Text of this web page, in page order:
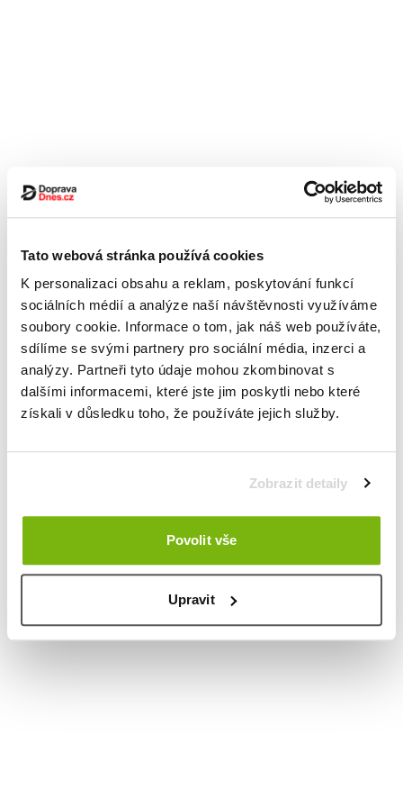
Tato webová stránka používá cookies
K personalizaci obsahu a reklam, poskytování funkcí
sociálních médií a analýze naší návštěvnosti využíváme
soubory cookie. Informace o tom, jak náš web používáte,
sdílíme se svými partnery pro sociální média, inzerci a
analýzy. Partneři tyto údaje mohou zkombinovat s
dalšími informacemi, které jste jim poskytli nebo které
získali v důsledku toho, že používáte jejich služby.
Zobrazit detaily
Povolit vše
Upravit